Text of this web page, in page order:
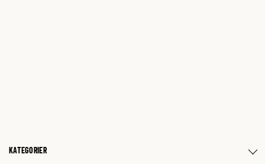
KATEGORIER